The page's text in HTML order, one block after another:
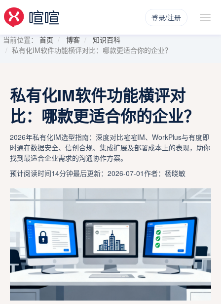
登录/注册
当前位置： 首页 博客
知识百科
私有化IM软件功能横评对比：哪款更适合你的企业？
私有化IM软件功能横评对
比：哪款更适合你的企业？
2026年私有化IM选型指南：深度对比喧喧IM、WorkPlus与有度即
时通在数据安全、信创合规、集成扩展及部署成本上的表现，助你
找到最适合企业需求的沟通协作方案。
预计阅读时间14分钟最后更新：2026-07-01作者：杨晓敏